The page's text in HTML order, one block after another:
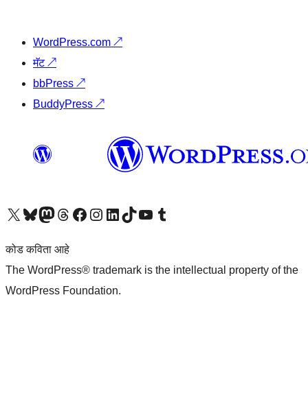
WordPress.com ↗
मॅट↗
bbPress ↗
BuddyPress ↗
आमच्या X (एक्स) (पूर्वीचे ट्विटर) खात्याला भेट द्या आमच्या ब्लूस्की खात्याला भेट द्या.आमच्या Mastodon खात्याला भेट द्या.आमच्या थ्रेड्स खात्याला भेट द्या. आमच्या फेसबुक पेजला भेट द्या आमच्या इंस्टाग्राम खात्याला भेट द्या आमच्या लिंक्डइन खात्याला भेट द्या आमच्या टिकटॉक अकाउंटला भेट द्या.आमच्या यूट्यूब चॅनेलला भेट द्या आमच्या टंबलर खात्याला भेट द्या.
कोड कविता आहे
The WordPress® trademark is the intellectual property of the
WordPress Foundation.